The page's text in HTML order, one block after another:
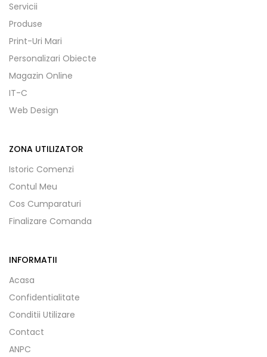
Servicii
Produse
Print-Uri Mari
Personalizari Obiecte
Magazin Online
IT-C
Web Design
ZONA UTILIZATOR
Istoric Comenzi
Contul Meu
Cos Cumparaturi
Finalizare Comanda
INFORMATII
Acasa
Confidentialitate
Conditii Utilizare
Contact
ANPC